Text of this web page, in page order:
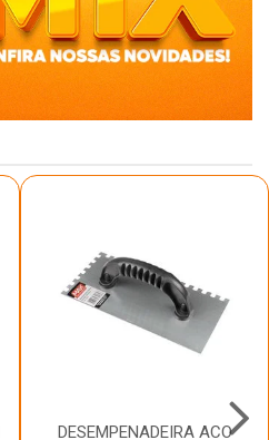
DESEMPENADEIRA ACO